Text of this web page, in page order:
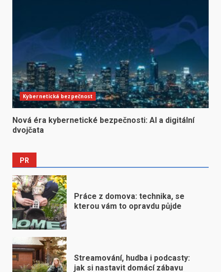
Kybernetická bezpečnost
Nová éra kybernetické bezpečnosti: AI a digitální
dvojčata
PR
Práce z domova: technika, se
kterou vám to opravdu půjde
Streamování, hudba i podcasty:
jak si nastavit domácí zábavu